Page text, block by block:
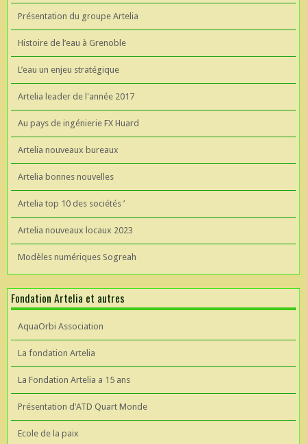
Présentation du groupe Artelia
Histoire de l’eau à Grenoble
L’eau un enjeu stratégique
Artelia leader de l'année 2017
Au pays de ingénierie FX Huard
Artelia nouveaux bureaux
Artelia bonnes nouvelles
Artelia top 10 des sociétés ’
Artelia nouveaux locaux 2023
Modèles numériques Sogreah
Fondation Artelia et autres
AquaOrbi Association
La fondation Artelia
La Fondation Artelia a 15 ans
Présentation d’ATD Quart Monde
Ecole de la paix